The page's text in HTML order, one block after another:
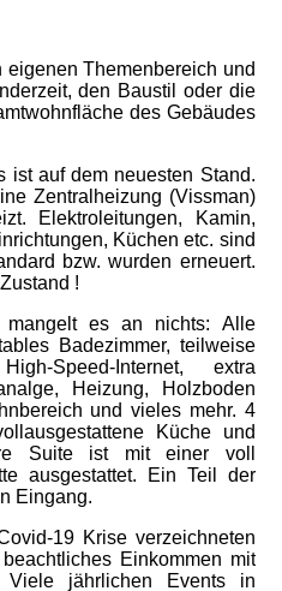
Themenbereich und
den Baustil oder die
des Gebäudes
ist auf dem neuesten Stand.
Zentralheizung (Vissman)
Elektroleitungen, Kamin,
Küchen etc. sind
bzw. wurden erneuert.
!
mangelt es an nichts: Alle
Badezimmer, teilweise
Speed-Internet, extra
Heizung, Holzboden
und vieles mehr. 4
Küche und
Suite ist mit einer voll
ausgestattet. Ein Teil der
Eingang.
19 Krise verzeichneten
Einkommen mit
Viele jährlichen Events in